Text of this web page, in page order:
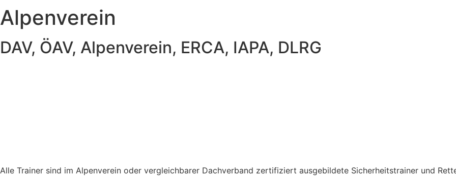
Alpenverein
DAV, ÖAV, Alpenverein, ERCA, IAPA, DLRG
Alle Trainer sind im Alpenverein oder vergleichbarer Dachverband zertifiziert ausgebildete Sicherheitstrainer und